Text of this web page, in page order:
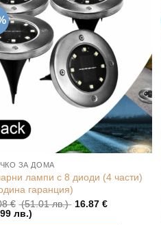
ЗА ДОМА
лампи с 8 диоди (4 части)
гаранция)
€ (51.01 лв.) Original
16.87 €
лв.) Текущата